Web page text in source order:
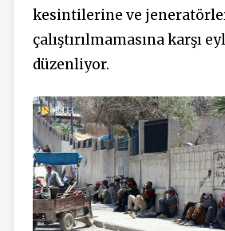
kesintilerine ve
çalıştırılmamasına karşı
düzenliyor.